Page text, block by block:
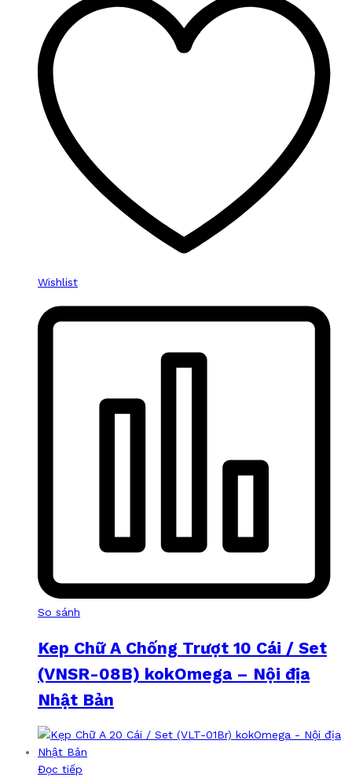
Wishlist
So sánh
Kep Chữ A Chống Trượt 10 Cái / Set
(VNSR-08B) kokOmega – Nội địa
Nhật Bản
Đọc tiếp